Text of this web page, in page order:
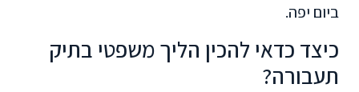
ביום יפה.
כיצד כדאי להכין הליך משפטי בתיק
תעבורה?